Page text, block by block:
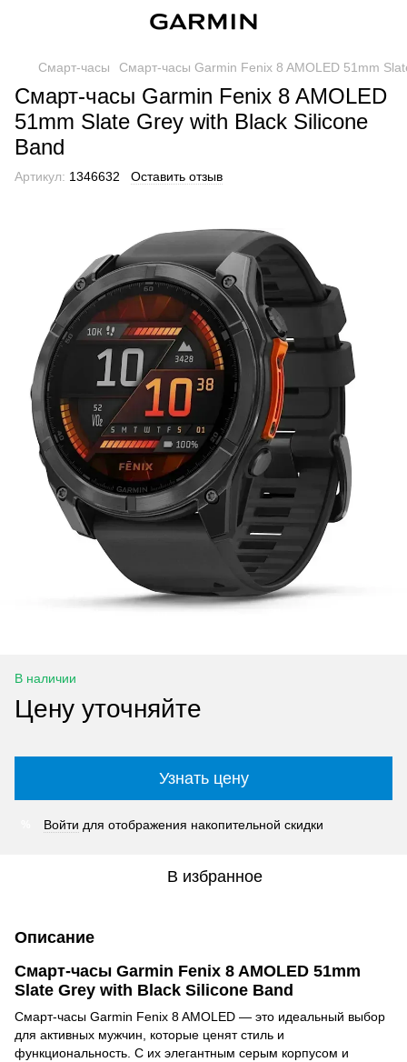
Смарт-часы Смарт-часы Garmin Fenix 8 AMOLED 51mm
Смарт-часы Garmin Fenix 8 AMOLED
51mm Slate Grey with Black Silicone
Band
Артикул: 1346632 Оставить отзыв
В наличии
Цену уточняйте
Узнать цену
Войти для отображения накопительной скидки
В избранное
Описание
Смарт-часы Garmin Fenix 8 AMOLED 51mm
Slate Grey with Black Silicone Band
Смарт-часы Garmin Fenix 8 AMOLED — это идеальный выбор
для активных мужчин, которые ценят стиль и
функциональность. С их элегантным серым корпусом и